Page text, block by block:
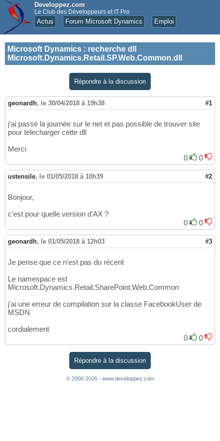
Developpez.com
Le Club des Développeurs et IT Pro
Actus Forum Microsoft Dynamics Emploi
Microsoft Dynamics : recherche dll
Microsoft.Dynamics.Retail.SP.Web.Common.dll
Répondre à la discussion
geonardh, le 30/04/2018 à 19h38 #1
j'ai passé la journée sur le net et pas possible de trouver site
pour telecharger cette dll
Merci
0
0
ustensile, le 01/05/2018 à 10h39 #2
Bonjour,
c'est pour quelle version d'AX ?
0
0
geonardh, le 01/05/2018 à 12h03 #3
Je pense que ce n'est pas du récent
Le namespace est
Microsoft.Dynamics.Retail.SharePoint.Web.Common
j'ai une erreur de compilation sur la classe FacebookUser de
MSDN
cordialement
0
0
Répondre à la discussion
© 2000-2026 - www.developpez.com